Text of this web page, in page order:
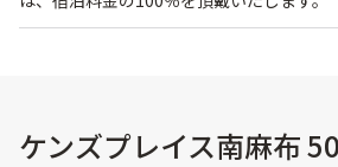
ケンズプレイス南麻布